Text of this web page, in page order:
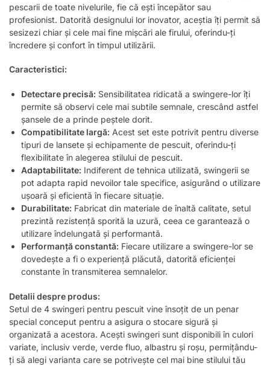
pescarii de toate nivelurile, fie că ești începător sau
profesionist. Datorită designului lor inovator, aceștia îți permit să
sesizezi chiar și cele mai fine mișcări ale firului, oferindu-ți
încredere și confort în timpul utilizării.
Caracteristici:
Detectare precisă: Sensibilitatea ridicată a swingere-lor îți
permite să observi cele mai subtile semnale, crescând astfel
șansele de a prinde peștele dorit.
Compatibilitate largă: Acest set este potrivit pentru diverse
tipuri de lansete și echipamente de pescuit, oferindu-ți
flexibilitate în alegerea stilului de pescuit.
Adaptabilitate: Indiferent de tehnica utilizată, swingerii se
pot adapta rapid nevoilor tale specifice, asigurând o utilizare
ușoară și eficientă în fiecare situație.
Durabilitate: Fabricat din materiale de înaltă calitate, setul
prezintă rezistență sporită la uzură, ceea ce garantează o
utilizare îndelungată și performantă.
Performanță constantă: Fiecare utilizare a swingere-lor se
dovedește a fi o experiență plăcută, datorită eficienței
constante în transmiterea semnalelor.
Detalii despre produs:
Setul de 4 swingeri pentru pescuit vine însoțit de un penar
special conceput pentru a asigura o stocare sigură și
organizată a acestora. Acești swingeri sunt disponibili în culori
variate, inclusiv verde, verde fluo, albastru și roșu, permițându-
ți să alegi varianta care se potrivește cel mai bine stilului tău